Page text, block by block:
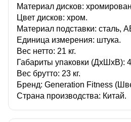
Материал дисков:
Цвет дисков: хром.
Материал подставки: сталь,
Единица измерения: штука.
Вес нетто: 21 кг.
Габариты упаковки (ДхШхВ):
Вес брутто: 23 кг.
Бренд: Generation Fitness
Страна производства: Китай.